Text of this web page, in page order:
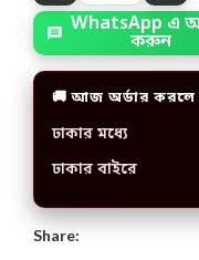
WhatsApp এ
করুন
🚚 আজ অর্ডার করলে
ঢাকার মধ্যে
ঢাকার বাইরে
Share: